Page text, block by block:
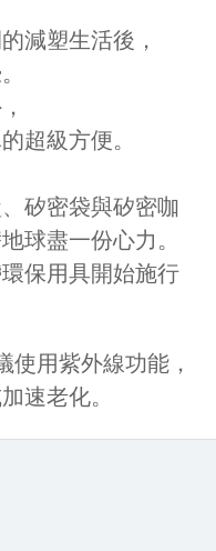
減塑生活後，
超級方便。
矽密袋與矽密咖
球盡一份心力。
保用具開始施行
用紫外線功能，
速老化。